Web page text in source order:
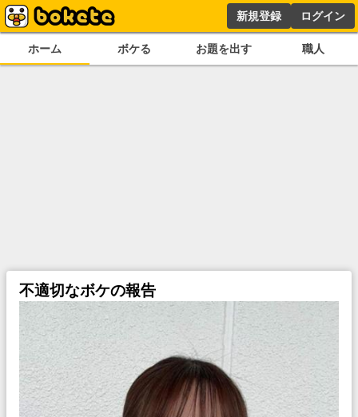
新規登録 ログイン
ホーム ボケる お題を出す 職人
不適切なボケの報告